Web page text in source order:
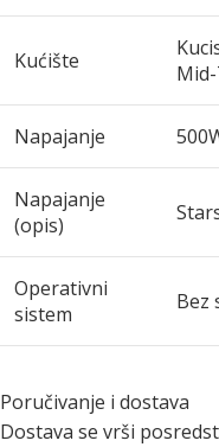
Kućište
Napajanje
Napajanje
(opis)
Operativni
sistem
Bez
Poručivanje i dostava
Dostava se vrši